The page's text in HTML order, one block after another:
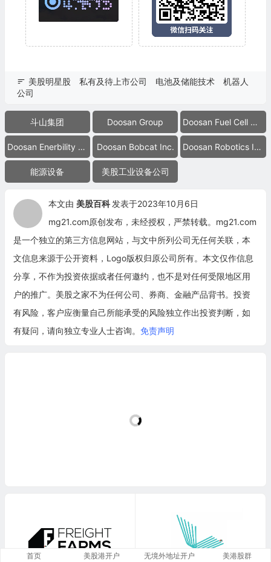
美股明星股 私有及待上市公司 电池及储能技术
机器人
公司
斗山集团 Doosan Group Doosan Fuel Cell Co.
Doosan Enerbility Co. Doosan Bobcat Inc. Doosan Robotics Inc.
能源设备 美股工业设备公司
本文由 美股百科 发表于2023年10月6日
mg21.com原创发布，未经授权，严禁转载。mg21.com
是一个独立的第三方信息网站，与文中所列公司无任何关联，本
文信息来源于公开资料，Logo版权归原公司所有。本文仅作信息
分享，不作为投资依据或者任何邀约，也不是对任何受限地区用
户的推广。美股之家不为任何公司、券商、金融产品背书。投资
有风险，客户应衡量自己所能承受的风险独立作出投资判断，如
有疑问，请向独立专业人士咨询。 免责声明
首页 美股港开户 无境外地址开户 美港股群